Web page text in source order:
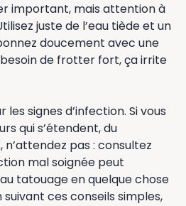
important, mais attention à
juste de l’eau tiède et un
doucement avec une
de frotter fort, ça irrite
signes d’infection. Si vous
qui s’étendent, du
pas : consultez
mal soignée peut
tatouage en quelque chose
ces conseils simples,